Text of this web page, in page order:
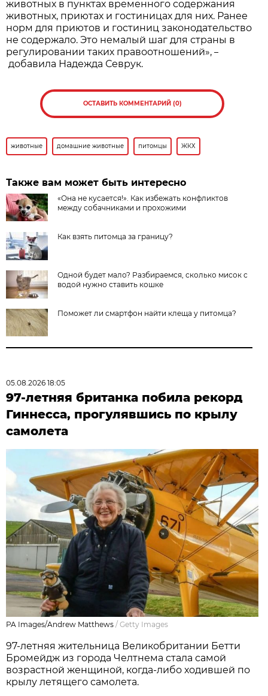
животных в пунктах временного содержания
животных, приютах и гостиницах для них. Ранее
норм для приютов и гостиниц законодательство
не содержало. Это немалый шаг для страны в
регулировании таких правоотношений»,–
добавила Надежда Севрук.
ОСТАВИТЬ КОММЕНТАРИЙ (0)
животные домашние животные питомцы ЖКХ
Также вам может быть интересно
«Она не кусается!». Как избежать конфликтов
между собачниками и прохожими
Как взять питомца за границу?
Одной будет мало? Разбираемся, сколько мисок с
водой нужно ставить кошке
Поможет ли смартфон найти клеща у питомца?
05.08.2026 18:05
97-летняя британка побила рекорд
Гиннесса, прогулявшись по крылу
самолета
PA Images/Andrew Matthews /Getty Images
97-летняя жительница Великобритании Бетти
Бромейдж из города Челтнема стала самой
возрастной женщиной, когда-либо ходившей по
крылу летящего самолета.